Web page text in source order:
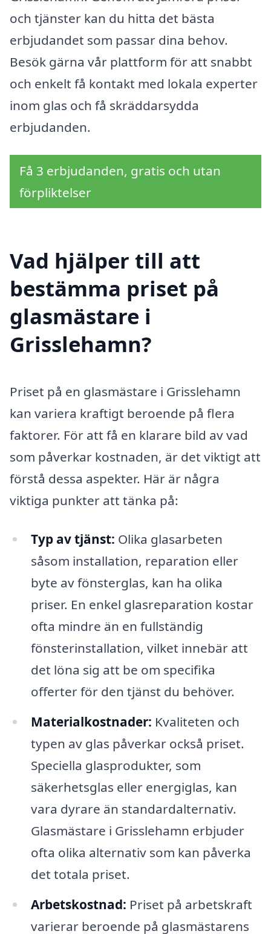
och tjänster kan du hitta det bästa
erbjudandet som passar dina behov.
Besök gärna vår plattform för att snabbt
och enkelt få kontakt med lokala experter
inom glas och få skräddarsydda
erbjudanden.
Få 3 erbjudanden, gratis och utan
förpliktelser
Vad hjälper till att
bestämma priset på
glasmästare i
Grisslehamn?
Priset på en glasmästare i Grisslehamn
kan variera kraftigt beroende på flera
faktorer. För att få en klarare bild av vad
som påverkar kostnaden, är det viktigt att
förstå dessa aspekter. Här är några
viktiga punkter att tänka på:
Typ av tjänst: Olika glasarbeten
såsom installation, reparation eller
byte av fönsterglas, kan ha olika
priser. En enkel glasreparation kostar
ofta mindre än en fullständig
fönsterinstallation, vilket innebär att
det löna sig att be om specifika
offerter för den tjänst du behöver.
Materialkostnader: Kvaliteten och
typen av glas påverkar också priset.
Speciella glasprodukter, som
säkerhetsglas eller energiglas, kan
vara dyrare än standardalternativ.
Glasmästare i Grisslehamn erbjuder
ofta olika alternativ som kan påverka
det totala priset.
Arbetskostnad: Priset på arbetskraft
varierar beroende på glasmästarens